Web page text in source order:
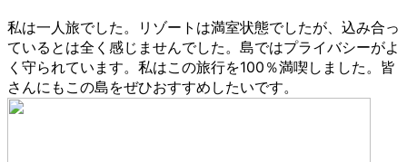
私は一人旅でした。リゾートは満室状態でしたが、込み合っ
ているとは全く感じませんでした。島ではプライバシーがよ
く守られています。私はこの旅行を100％満喫しました。皆
さんにもこの島をぜひおすすめしたいです。